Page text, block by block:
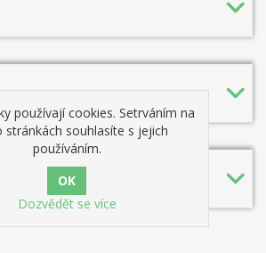
používají cookies. Setrváním na
stránkách souhlasíte s jejich
používáním.
Dozvědět se více